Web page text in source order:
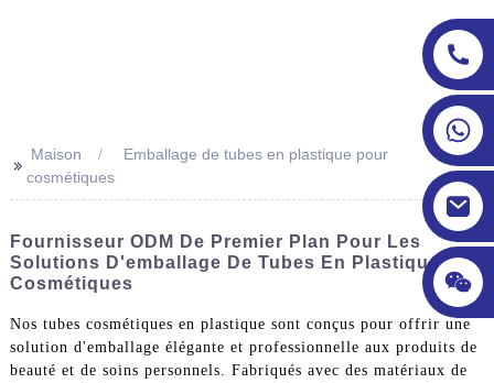
>> Maison
Emballage de tubes en plastique pour
cosmétiques
Fournisseur ODM De Premier Plan Pour Les
Solutions D'emballage De Tubes En Plastique
Cosmétiques
Nos tubes cosmétiques en plastique sont conçus pour offrir une
solution d'emballage élégante et professionnelle aux produits de
beauté et de soins personnels. Fabriqués avec des matériaux de